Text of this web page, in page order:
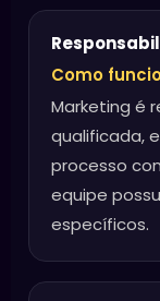
Como
Marketing é
qualificada,
processo
equipe
específicos.